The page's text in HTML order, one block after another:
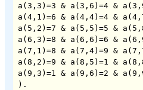
a(3,3)=3 & a(3,6)=4 &
a(4,1)=6 & a(4,4)=4 &
a(5,2)=7 & a(5,5)=5 &
a(6,3)=8 & a(6,6)=6 &
a(7,1)=8 & a(7,4)=9 &
a(8,2)=9 & a(8,5)=1 &
a(9,3)=1 & a(9,6)=2 &
).